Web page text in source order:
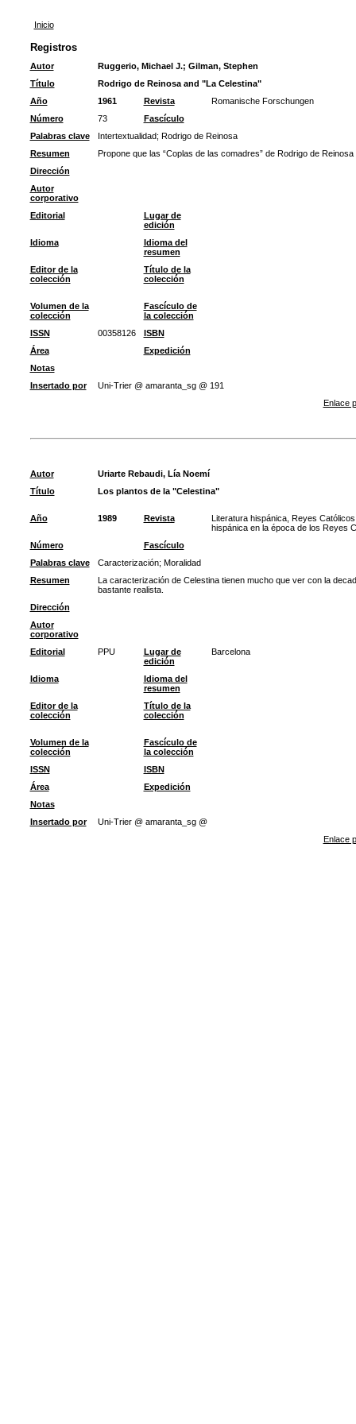
Inicio
Registros
Autor Ruggerio, Michael J.; Gilman, Stephen
Título
Rodrigo de Reinosa and "La Celestina"
Año
1961 Revista
Romanische Forschungen
Número
73
Fascículo
Palabras clave
Intertextualidad; Rodrigo de Reinosa
Resumen
Propone que las “Coplas de las comadres” de Rodrigo de
Dirección
Autor
corporativo
Editorial
Lugar de
edición
Idioma
Idioma del
resumen
Editor de la
colección
Título de la
colección
Volumen de la
colección
Fascículo de
la colección
ISSN
00358126
ISBN
Área
Expedición
Notas
Insertado por
Uni-Trier @ amaranta_sg @ 191
Enlace
Autor
Uriarte Rebaudi, Lía Noemí
Título
Los plantos de la "Celestina"
Año 1989 Revista
Literatura hispánica, Reyes
hispánica en la época de los Reyes
Número
Fascículo
Palabras clave
Caracterización; Moralidad
Resumen
La caracterización de Celestina tienen mucho que ver con la
bastante realista.
Dirección
Autor
corporativo
Editorial
PPU
Lugar de
edición
Barcelona
Idioma
Idioma del
resumen
Editor de la
colección
Título de la
colección
Volumen de la
colección
Fascículo de
la colección
ISSN
ISBN
Área
Expedición
Notas
Insertado por
Uni-Trier @ amaranta_sg @
Enlace